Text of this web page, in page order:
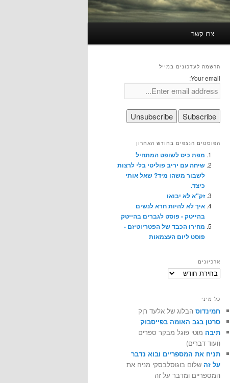
צרו קשר
הרשמה לעדכונים במייל
Your email:
הפוסטים הנצפים בחודש האחרון
מפת כיס לשופט המתחיל
שיחה עם יריב פוליטי בלי לרצות
לשבור משהו מיד? שאל אותי
כיצד.
זק"א לא יבואו
איך לא להיות חרא לנשים
בהייטק - פוסט לגברים בהייטק
מחירו הכבד של הפטריוטיזם -
פוסט ליום העצמאות
ארכיונים
ארכיונים
כל מיני
חמינדוס הבלוג של אלעד רוֶק
סרטן בגב האומה בפייסבוק
תיבה מוטי פוגל מבקר ספרים
(ועוד דברים)
תניח את המספריים ובוא נדבר
על זה שלום בוגוסלבסקי מניח את
המספריים ומדבר על זה